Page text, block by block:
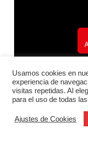
Usamos cookies en
experiencia de
visitas repetidas. Al
para el uso de todas
Ajustes de Cookies